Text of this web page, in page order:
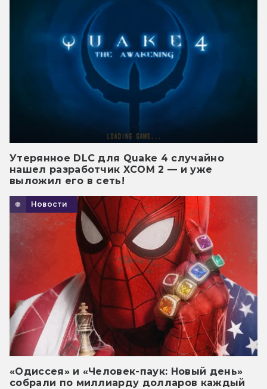
Утерянное DLC для Quake 4 случайно
нашел разработчик XCOM 2 — и уже
выложил его в сеть!
Новости
«Одиссея» и «Человек-паук: Новый день»
собрали по миллиарду долларов каждый